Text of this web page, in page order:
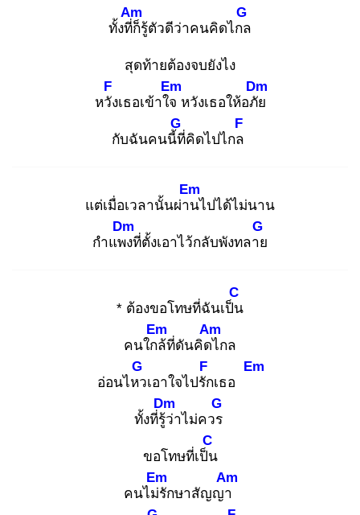
ทั้งที่ก็
Am
รู้ตัวดีว่าคนคิดไกล
G
สุดท้ายต้องจบยังไง
หวัง
F
เธอเข้าใจ
Em
หวังเธอให้อภัย
Dm
กับฉันคนนี้ที่
G
คิดไปไกล
F
แต่เมื่อเวลานั้นผ่าน
Em
ไปได้ไม่นาน
กำแพง
Dm
ที่ตั้งเอาไว้กลับพังทลาย
G
* ต้องขอโทษที่ฉันเป็น
C
คนใกล้
Em
ที่ดันคิดไ
Am
กล
อ่อนไหว
G
เอาใจไปรัก
F
เธอ
Em
ทั้งที่รู้ว่
Dm
าไม่ควร
G
ขอโทษที่เป็น
C
คนไม่รั
Em
กษาสัญญา
Am